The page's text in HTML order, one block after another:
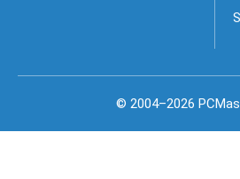
© 2004–2026